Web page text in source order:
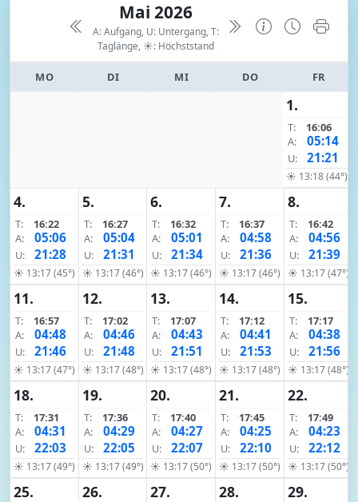
Mai 2026
A: Aufgang, U: Untergang, T:
Taglänge, ☀: Höchststand
MO DI MI DO FR
1.
T:
16:06
A:
05:14
U: 21:21
☀ 13:18 (44°)
4.
T:
16:22
A:
05:06
U: 21:28
☀ 13:17 (45°)
5.
T:
16:27
A:
05:04
U: 21:31
☀ 13:17 (46°)
6.
T:
16:32
A:
05:01
U: 21:34
☀ 13:17 (46°)
7.
T:
16:37
A:
04:58
U: 21:36
☀ 13:17 (46°)
8.
T:
16:42
A:
04:56
U: 21:39
☀ 13:17 (47°)
11.
T:
16:57
A:
04:48
U: 21:46
☀ 13:17 (47°)
12.
T:
17:02
A:
04:46
U: 21:48
☀ 13:17 (48°)
13.
T:
17:07
A:
04:43
U: 21:51
☀ 13:17 (48°)
14.
T:
17:12
A:
04:41
U: 21:53
☀ 13:17 (48°)
15.
T:
17:17
A:
04:38
U: 21:56
☀ 13:17 (48°)
18.
T:
17:31
A:
04:31
U: 22:03
☀ 13:17 (49°)
19.
T:
17:36
A:
04:29
U: 22:05
☀ 13:17 (49°)
20.
T:
17:40
A:
04:27
U: 22:07
☀ 13:17 (50°)
21.
T:
17:45
A:
04:25
U: 22:10
☀ 13:17 (50°)
22.
T:
17:49
A:
04:23
U: 22:12
☀ 13:17 (50°)
25. 26. 27. 28. 29.